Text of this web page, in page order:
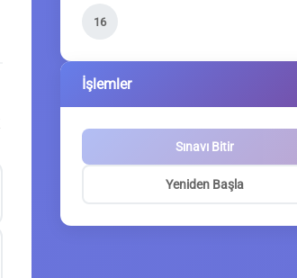
16
İşlemler
Sınavı Bitir
Yeniden Başla